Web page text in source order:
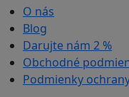
O nás
Blog
Darujte nám 2 %
Obchodné
Podmienky